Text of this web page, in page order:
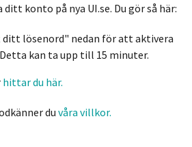
ditt konto på nya UI.se. Du gör så här:
ditt lösenord" nedan för att aktivera
Detta kan ta upp till 15 minuter.
hittar du här.
du våra villkor.